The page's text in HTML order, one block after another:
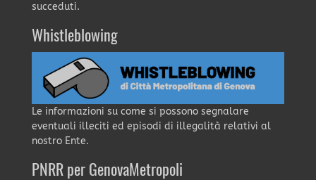
succeduti.
Whistleblowing
Le informazioni su come si possono segnalare
eventuali illeciti ed episodi di illegalità relativi al
nostro Ente.
PNRR per GenovaMetropoli